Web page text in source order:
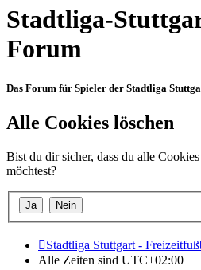
Stadtliga-
Forum
Das Forum für Spieler der Stadtliga
Alle Cookies löschen
Bist du dir sicher, dass du alle
möchtest?
Stadtliga Stuttgart -
Alle Zeiten sind UTC+02:00